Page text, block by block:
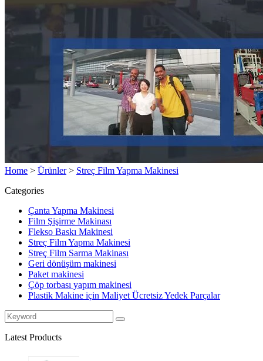
Home > Ürünler> Streç Film Yapma Makinesi
Categories
Çanta Yapma Makinesi
Film Şişirme Makinası
Flekso Baskı Makinesi
Streç Film Yapma Makinesi
Streç Film Sarma Makinası
Geri dönüşüm makinesi
Paket makinesi
Çöp torbası yapım makinesi
Plastik Makine için Maliyet Ücretsiz Yedek Parçalar
Latest Products